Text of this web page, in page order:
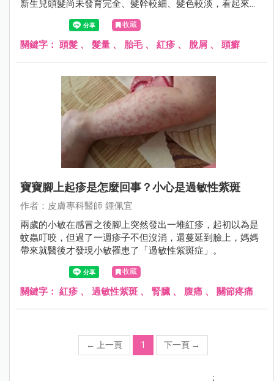
新生兒頭髮尚未發育完全、髮幹較細、髮色較淡，看起來總
是稀疏無毛，坊間才會流傳一堆偏方，像是剃胎毛、抹生
薑、擦母乳來刺激毛囊生長。其實過度刺激反而很傷頭皮...
收藏
關鍵字： 頭髮 、 髮量 、 胎毛、 紅疹 、 脫屑 、 頭癬
寶寶腳上起疹是怎麼回事？小心是過敏性紫斑
作者：皮膚專科醫師 鍾佩宜
兩歲的小敏在感冒之後腳上突然發出一堆紅疹，起初以為是
蚊蟲叮咬，但過了一週疹子不但沒消，還蔓延到臉上，媽媽
帶來就醫後才發現小敏罹患了「過敏性紫斑症」。
收藏
關鍵字： 紅疹 、 過敏性紫斑 、 腎臟 、 腹痛 、 關節疼痛
← 上一頁 1 下一頁 →
;